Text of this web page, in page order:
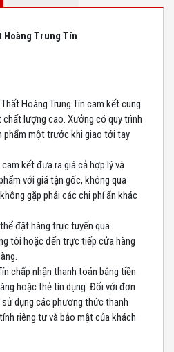
Hoàng Trung Tín
Hoàng Trung Tín cam kết cung
lượng cao. Xưởng có quy trình
phẩm một trước khi giao tới tay
kết đưa ra giá cả hợp lý và
với giá tận gốc, không qua
gặp phải các chi phí ẩn khác
đặt hàng trực tuyến qua
tôi hoặc đến trực tiếp cửa hàng
chấp nhận thanh toán bằng tiền
hoặc thẻ tín dụng. Đối với đơn
dụng các phương thức thanh
riêng tư và bảo mật của khách